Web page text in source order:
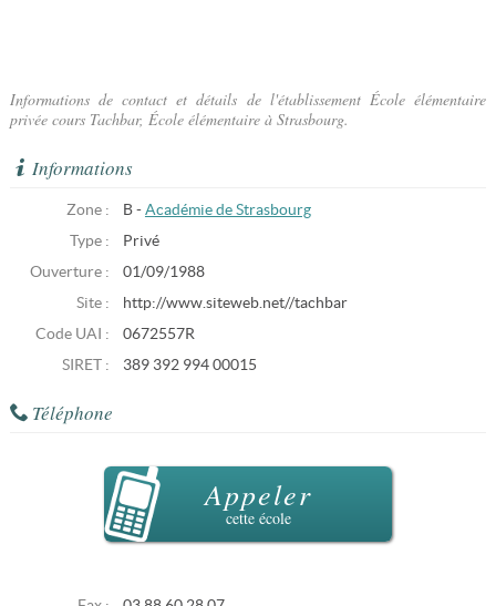
Informations de contact et détails de l'établissement École élémentaire
privée cours Tachbar, École élémentaire à Strasbourg.
Informations
Zone : B - Académie de Strasbourg
Type :
Privé
Ouverture :
01/09/1988
Site :
http://www.siteweb.net//tachbar
Code UAI :
0672557R
SIRET :
389 392 994 00015
Téléphone
Appeler
cette école